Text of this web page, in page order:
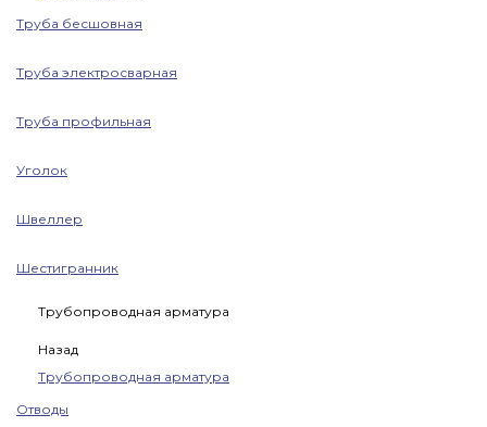
Труба бесшовная
Труба электросварная
Труба профильная
Уголок
Швеллер
Шестигранник
Трубопроводная арматура
Назад
Трубопроводная арматура
Отводы